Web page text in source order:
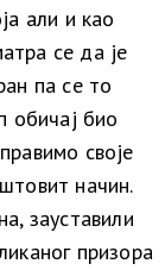
али и као
се да је
па се то
обичај био
своје
начин.
зауставили
призора